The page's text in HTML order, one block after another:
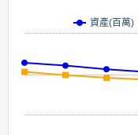
資產(百萬)